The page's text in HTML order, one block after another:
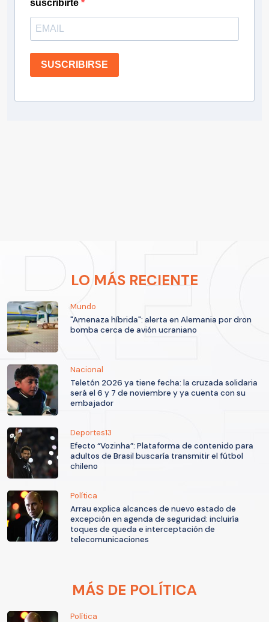
suscribirte
SUSCRIBIRSE
LO MÁS RECIENTE
Mundo
"Amenaza híbrida": alerta en Alemania por dron
bomba cerca de avión ucraniano
Nacional
Teletón 2026 ya tiene fecha: la cruzada solidaria
será el 6 y 7 de noviembre y ya cuenta con su
embajador
Deportes13
Efecto “Vozinha”: Plataforma de contenido para
adultos de Brasil buscaría transmitir el fútbol
chileno
Política
Arrau explica alcances de nuevo estado de
excepción en agenda de seguridad: incluiría
toques de queda e interceptación de
telecomunicaciones
MÁS DE POLÍTICA
Política